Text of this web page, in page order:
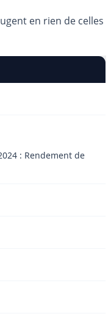
en rien de celles
: Rendement de